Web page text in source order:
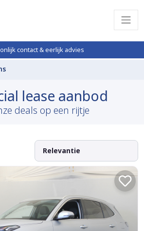
contact & eerlijk advies
lease aanbod
deals op een rijtje